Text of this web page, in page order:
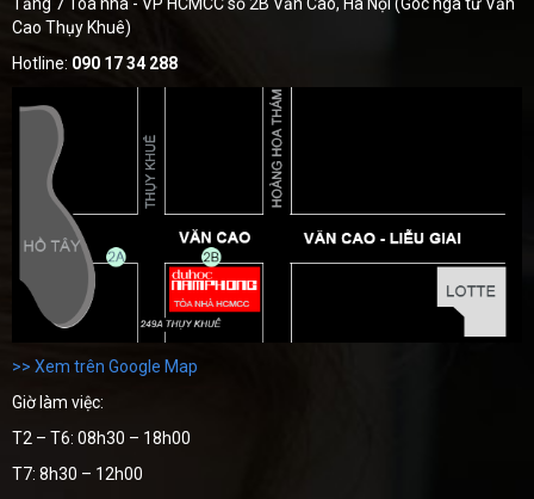
Cao Thụy Khuê)
Hotline: 090 17 34 288
>> Xem trên Google Map
Giờ làm việc:
T2 – T6: 08h30 – 18h00
T7: 8h30 – 12h00